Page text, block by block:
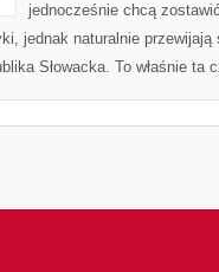
jednocześnie chcą
jednak naturalnie
Słowacka. To właśnie